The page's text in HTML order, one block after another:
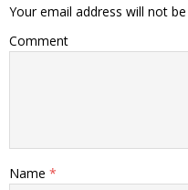
Your email address will not
Comment
Name *